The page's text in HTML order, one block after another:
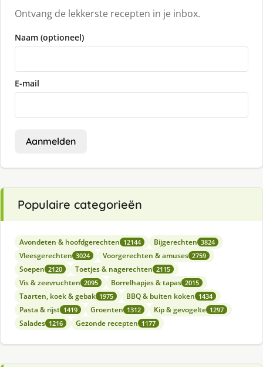
Ontvang de lekkerste recepten in je inbox.
Naam (optioneel)
E-mail
Aanmelden
Populaire categorieën
Avondeten & hoofdgerechten 12144 Bijgerechten 3824
Vleesgerechten 3024 Voorgerechten & amuses 2759
Soepen 2120 Toetjes & nagerechten 2115
Vis & zeevruchten 2095 Borrelhapjes & tapas 2015
Taarten, koek & gebak 1975 BBQ & buiten koken 1434
Pasta & rijst 1419 Groenten 1312 Kip & gevogelte 1297
Salades 1216 Gezonde recepten 1177